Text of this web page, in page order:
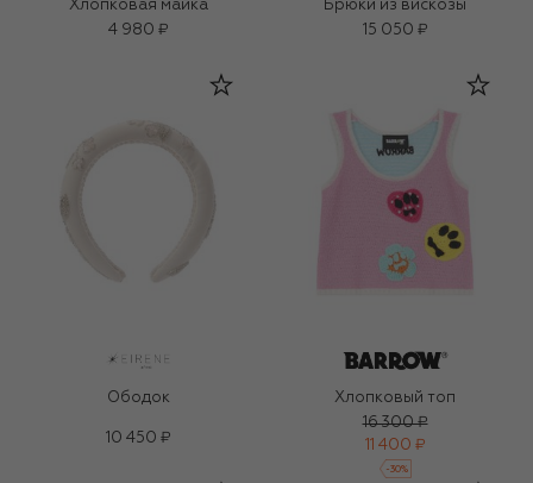
Хлопковая майка
4 980 ₽
Брюки из вискозы
15 050 ₽
Ободок
10 450 ₽
Хлопковый топ
16 300 ₽
11 400 ₽
-30%